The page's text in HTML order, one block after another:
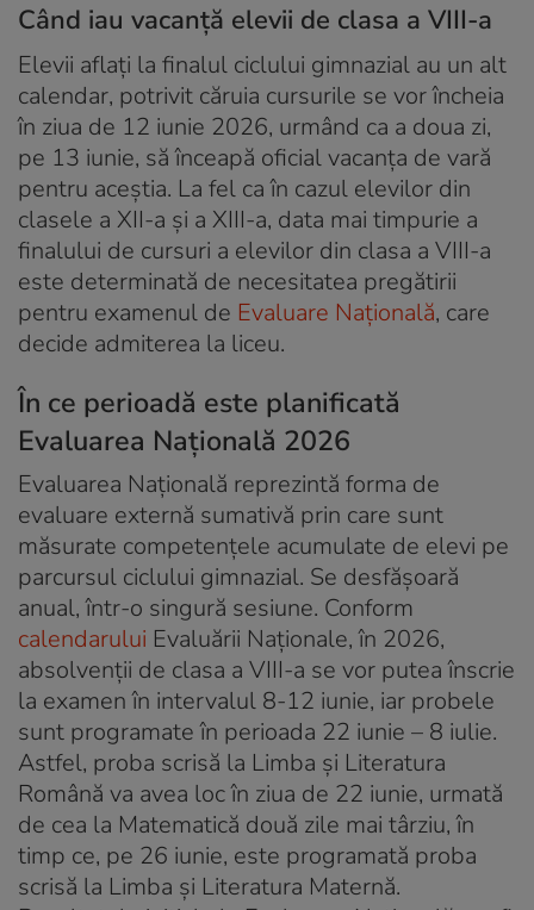
Când iau vacanță elevii de clasa a VIII-a
Elevii aflați la finalul ciclului gimnazial au un alt
calendar, potrivit căruia cursurile se vor încheia
în ziua de 12 iunie 2026, urmând ca a doua zi,
pe 13 iunie, să înceapă oficial vacanța de vară
pentru aceștia. La fel ca în cazul elevilor din
clasele a XII-a și a XIII-a, data mai timpurie a
finalului de cursuri a elevilor din clasa a VIII-a
este determinată de necesitatea pregătirii
pentru examenul de Evaluare Națională, care
decide admiterea la liceu.
În ce perioadă este planificată
Evaluarea Națională 2026
Evaluarea Națională reprezintă forma de
evaluare externă sumativă prin care sunt
măsurate competențele acumulate de elevi pe
parcursul ciclului gimnazial. Se desfășoară
anual, într-o singură sesiune. Conform
calendarului Evaluării Naționale, în 2026,
absolvenții de clasa a VIII-a se vor putea înscrie
la examen în intervalul 8-12 iunie, iar probele
sunt programate în perioada 22 iunie – 8 iulie.
Astfel, proba scrisă la Limba și Literatura
Română va avea loc în ziua de 22 iunie, urmată
de cea la Matematică două zile mai târziu, în
timp ce, pe 26 iunie, este programată proba
scrisă la Limba și Literatura Maternă.